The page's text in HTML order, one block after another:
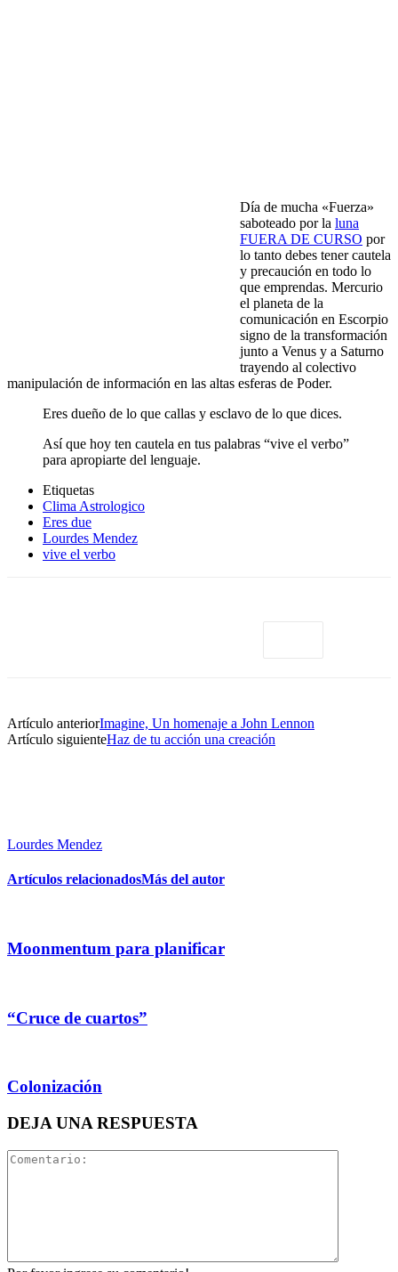
Día de mucha «Fuerza»
saboteado por la luna
FUERA DE CURSO por
lo tanto debes tener cautela
y precaución en todo lo
que emprendas. Mercurio
el planeta de la
comunicación en Escorpio
signo de la transformación
junto a Venus y a Saturno
trayendo al colectivo
manipulación de información en las altas esferas de Poder.
Eres dueño de lo que callas y esclavo de lo que dices.
Así que hoy ten cautela en tus palabras “vive el verbo”
para apropiarte del lenguaje.
Etiquetas
Clima Astrologico
Eres due
Lourdes Mendez
vive el verbo
Artículo anteriorImagine, Un homenaje a John Lennon
Artículo siguienteHaz de tu acción una creación
Lourdes Mendez
Artículos relacionadosMás del autor
Moonmentum para planificar
“Cruce de cuartos”
Colonización
DEJA UNA RESPUESTA